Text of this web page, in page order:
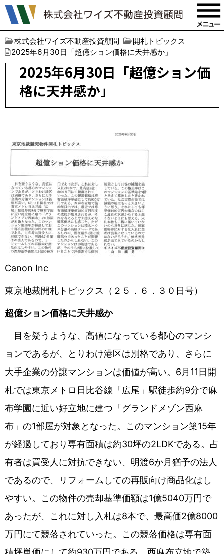
株式会社ワイズ不動産投資顧問
開札トピックス
2025年6月30日「超億ション価格に天井感か」
2025年6月30日「超億ション価
格に天井感か」
Canon Inc
東京地裁開札トピックス（２５．６．３０日号）
超億ション価格に天井感か
目を疑うような、高値になっている都心のマンシ
ョンであるが、とりわけ港区は別格であり、さらに
大手企業の分譲マンションは価値が高い。6月11日開
札では東京メトロ日比谷線「広尾」駅徒歩約9分で麻
布学園に近い好立地に建つ「グランドメゾン西麻
布」の1部屋が対象となった。このマンション築15年
が経過しており専有面積は約30坪の2LDKである。占
有者は買受人に対抗できない、明渡6か月猶予の法人
であるので、リフォームしての再販向け商品化はし
やすい。この物件の売却基準価額は1億5040万円で
あったが、これに対し入札は8本で、最高価2億8000
万円にて競落されていった。この競落価格は専有面